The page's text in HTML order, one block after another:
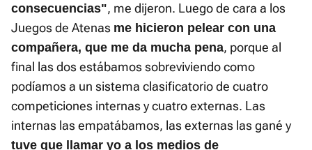
consecuencias", me dijeron. Luego de cara a los
Juegos de Atenas me hicieron pelear con una
compañera, que me da mucha pena, porque al
final las dos estábamos sobreviviendo como
podíamos a un sistema clasificatorio de cuatro
competiciones internas y cuatro externas. Las
internas las empatábamos, las externas las gané y
tuve que llamar yo a los medios de